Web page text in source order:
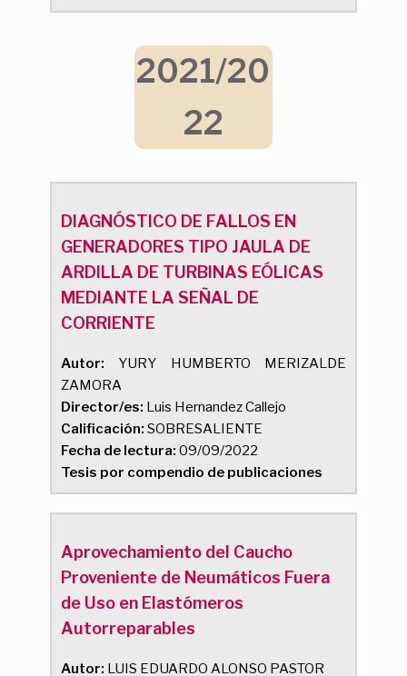
2021/20
22
DIAGNÓSTICO DE FALLOS EN
GENERADORES TIPO JAULA DE
ARDILLA DE TURBINAS EÓLICAS
MEDIANTE LA SEÑAL DE
CORRIENTE
Autor: YURY HUMBERTO MERIZALDE
ZAMORA
Director/es: Luis Hernandez Callejo
Calificación: SOBRESALIENTE
Fecha de lectura: 09/09/2022
Tesis por compendio de publicaciones
Aprovechamiento del Caucho
Proveniente de Neumáticos Fuera
de Uso en Elastómeros
Autorreparables
Autor: LUIS EDUARDO ALONSO PASTOR